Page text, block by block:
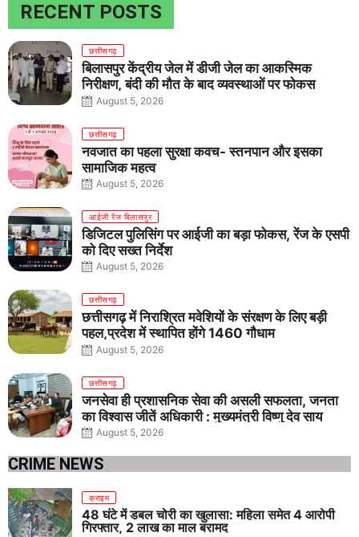
RECENT POSTS
छत्तीसगढ़
बिलासपुर केंद्रीय जेल में डीजी जेल का आकस्मिक
निरीक्षण, बंदी की मौत के बाद व्यवस्थाओं पर फोकस
August 5, 2026
छत्तीसगढ़
नवजात का पहला सुरक्षा कवच- स्तनपान और इसका
सामाजिक महत्व
August 5, 2026
आईजी रेंज बिलासपुर
डिजिटल पुलिसिंग पर आईजी का बड़ा फोकस, रेंज के एसपी
को दिए सख्त निर्देश
August 5, 2026
छत्तीसगढ़
छत्तीसगढ़ में निराश्रित मवेशियों के संरक्षण के लिए बड़ी
पहल,प्रदेश में स्थापित होंगे 1460 गौधाम
August 5, 2026
छत्तीसगढ़
जनसेवा ही प्रशासनिक सेवा की असली सफलता, जनता
का विश्वास जीतें अधिकारी : मुख्यमंत्री विष्णु देव साय
August 5, 2026
CRIME NEWS
क्राइम
48 घंटे में डबल चोरी का खुलासा: महिला समेत 4 आरोपी
गिरफ्तार, 2 लाख का माल बरामद